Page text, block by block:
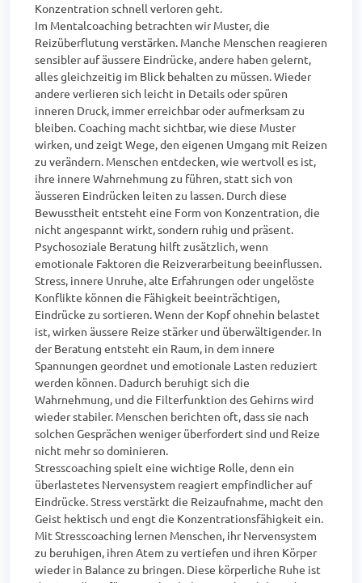
Konzentration schnell verloren geht.
Im Mentalcoaching betrachten wir Muster, die
Reizüberflutung verstärken. Manche Menschen reagieren
sensibler auf äussere Eindrücke, andere haben gelernt,
alles gleichzeitig im Blick behalten zu müssen. Wieder
andere verlieren sich leicht in Details oder spüren
inneren Druck, immer erreichbar oder aufmerksam zu
bleiben. Coaching macht sichtbar, wie diese Muster
wirken, und zeigt Wege, den eigenen Umgang mit Reizen
zu verändern. Menschen entdecken, wie wertvoll es ist,
ihre innere Wahrnehmung zu führen, statt sich von
äusseren Eindrücken leiten zu lassen. Durch diese
Bewusstheit entsteht eine Form von Konzentration, die
nicht angespannt wirkt, sondern ruhig und präsent.
Psychosoziale Beratung hilft zusätzlich, wenn
emotionale Faktoren die Reizverarbeitung beeinflussen.
Stress, innere Unruhe, alte Erfahrungen oder ungelöste
Konflikte können die Fähigkeit beeinträchtigen,
Eindrücke zu sortieren. Wenn der Kopf ohnehin belastet
ist, wirken äussere Reize stärker und überwältigender. In
der Beratung entsteht ein Raum, in dem innere
Spannungen geordnet und emotionale Lasten reduziert
werden können. Dadurch beruhigt sich die
Wahrnehmung, und die Filterfunktion des Gehirns wird
wieder stabiler. Menschen berichten oft, dass sie nach
solchen Gesprächen weniger überfordert sind und Reize
nicht mehr so dominieren.
Stresscoaching spielt eine wichtige Rolle, denn ein
überlastetes Nervensystem reagiert empfindlicher auf
Eindrücke. Stress verstärkt die Reizaufnahme, macht den
Geist hektisch und engt die Konzentrationsfähigkeit ein.
Mit Stresscoaching lernen Menschen, ihr Nervensystem
zu beruhigen, ihren Atem zu vertiefen und ihren Körper
wieder in Balance zu bringen. Diese körperliche Ruhe ist